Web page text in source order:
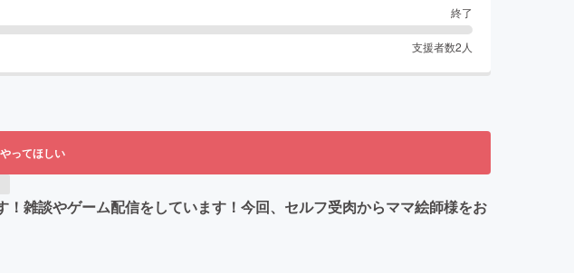
終了
支援者数2 人
ってほしい
談やゲーム配信をしています！今回、セルフ受肉からママ絵師様をお